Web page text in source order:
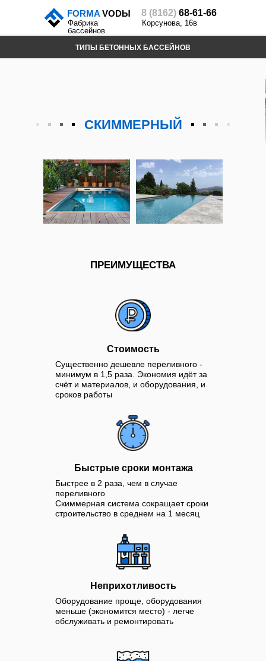
8 (8162) 68-61-66
Корсунова, 16в
FORMA VODЫ
Фабрика
бассейнов
ТИПЫ БЕТОННЫХ БАССЕЙНОВ
ПРЕИМУЩЕСТВА
Стоимость
Существенно дешевле переливного -
минимум в 1,5 раза. Экономия идёт за
счёт и материалов, и оборудования, и
сроков работы
Неприхотливость
Оборудование проще, оборудования
меньше (экономится место) - легче
обслуживать и ремонтировать
Быстрые сроки монтажа
Быстрее в 2 раза, чем в случае
переливного
Скиммерная система сокращает сроки
строительство в среднем на 1 месяц
СКИММЕРНЫЙ